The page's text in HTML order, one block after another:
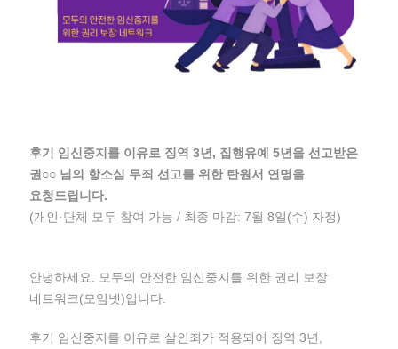
후기 임신중지를 이유로 징역 3년, 집행유예 5년을 선고받은
권○○ 님의 항소심 무죄 선고를 위한 탄원서 연명을
요청드립니다.
(개인·단체 모두 참여 가능 / 최종 마감: 7월 8일(수) 자정)
안녕하세요. 모두의 안전한 임신중지를 위한 권리 보장
네트워크(모임넷)입니다.
후기 임신중지를 이유로 살인죄가 적용되어 징역 3년,